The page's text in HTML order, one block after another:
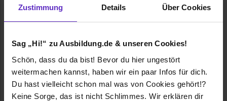
Zustimmung Details Über Cookies
Sag „Hi!“ zu Ausbildung.de & unseren Cookies!
Schön, dass du da bist! Bevor du hier ungestört
weitermachen kannst, haben wir ein paar Infos für dich.
Du hast vielleicht schon mal was von Cookies gehört!?
Keine Sorge, das ist nicht Schlimmes. Wir erklären dir
Sparkasse Bensheim
Bahnhofstr. 30/32
64625 Bensheim